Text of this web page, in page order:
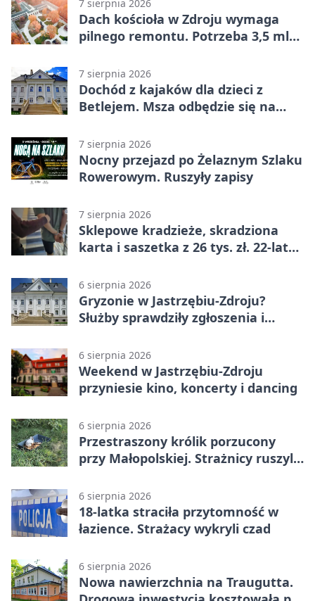
7 sierpnia 2026
Dach kościoła w Zdroju wymaga
pilnego remontu. Potrzeba 3,5 mln
7 sierpnia 2026
Dochód z kajaków dla dzieci z
Betlejem. Msza odbędzie się na
7 sierpnia 2026
Nocny przejazd po Żelaznym Szlaku
Rowerowym. Ruszyły zapisy
7 sierpnia 2026
Sklepowe kradzieże, skradziona
karta i saszetka z 26 tys. zł. 22-latek
6 sierpnia 2026
Gryzonie w Jastrzębiu-Zdroju?
Służby sprawdziły zgłoszenia i
6 sierpnia 2026
Weekend w Jastrzębiu-Zdroju
przyniesie kino, koncerty i dancing
6 sierpnia 2026
Przestraszony królik porzucony
przy Małopolskiej. Strażnicy ruszyli
6 sierpnia 2026
18-latka straciła przytomność w
łazience. Strażacy wykryli czad
6 sierpnia 2026
Nowa nawierzchnia na Traugutta.